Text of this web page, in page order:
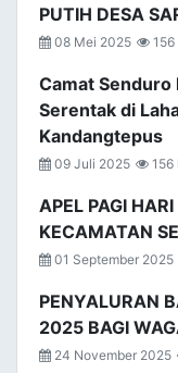
PUTIH DESA
08 Mei 2025 156
Camat Senduro
Serentak di
Kandangtepus
09 Juli 2025 156
APEL PAGI
KECAMATAN
01 September 2025
PENYALURAN
2025 BAGI
24 November 2025